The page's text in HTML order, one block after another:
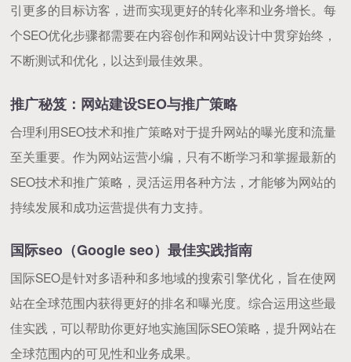
引更多的目标访客，进而实现更好的转化率和业务增长。每
个SEO优化步骤都需要在内容创作和网站设计中贯穿始终，
不断测试和优化，以达到最佳效果。
推广秘笈：网站建设SEO与推广策略
合理利用SEO技术和推广策略对于提升网站的曝光度和流量
至关重要。作为网站运营小编，只有不断学习和掌握最新的
SEO技术和推广策略，灵活运用各种方法，才能够为网站的
持续发展和成功运营提供有力支持。
国际seo（Google seo）最佳实践指南
国际SEO是针对多语种和多地域的搜索引擎优化，旨在使网
站在全球范围内获得更好的排名和曝光度。综合运用这些最
佳实践，可以帮助你更好地实施国际SEO策略，提升网站在
全球范围内的可见性和业务成果。